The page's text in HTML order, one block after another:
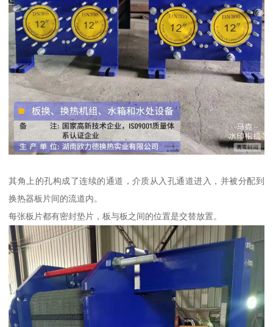
其角上的孔构成了连续的通道，介质从入孔通道进入，并被分配到
换热器板片间的流道内。
每张板片都有密封垫片，板与板之间的位置是交替放置。